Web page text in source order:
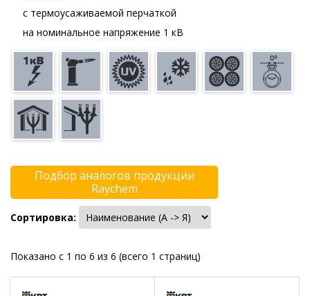
с термоусаживаемой перчаткой
на номинальное напряжение 1 кВ
Подбор аналогов продукции
Raychem
Сортировка:
Показано с 1 по 6 из 6 (всего 1 страниц)